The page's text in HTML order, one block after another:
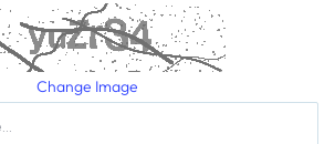
Change Image